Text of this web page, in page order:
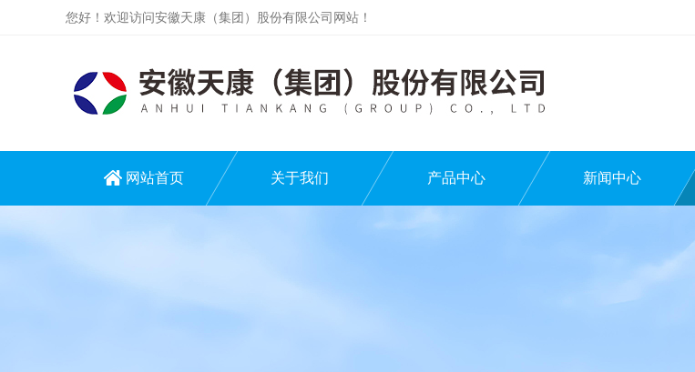
您好！欢迎访问安徽天康（集团）股份有限公司网站！
网站首页 关于我们 产品中心 新闻中心